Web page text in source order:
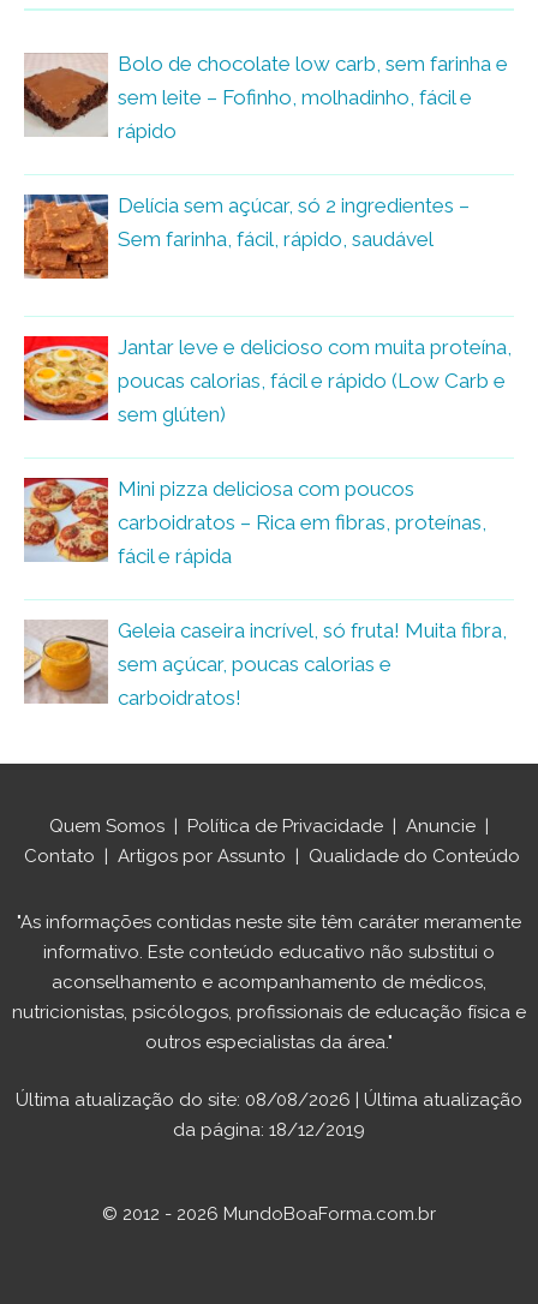
Bolo de chocolate low carb, sem farinha e
sem leite – Fofinho, molhadinho, fácil e
rápido
Delícia sem açúcar, só 2 ingredientes –
Sem farinha, fácil, rápido, saudável
Jantar leve e delicioso com muita proteína,
poucas calorias, fácil e rápido (Low Carb e
sem glúten)
Mini pizza deliciosa com poucos
carboidratos – Rica em fibras, proteínas,
fácil e rápida
Geleia caseira incrível, só fruta! Muita fibra,
sem açúcar, poucas calorias e
carboidratos!
Quem Somos Política de Privacidade Anuncie
Contato
Artigos por Assunto Qualidade do Conteúdo
"As informações contidas neste site têm caráter meramente
informativo. Este conteúdo educativo não substitui o
aconselhamento e acompanhamento de médicos,
nutricionistas, psicólogos, profissionais de educação física e
outros especialistas da área."
Última atualização do site: 08/08/2026 | Última atualização
da página: 18/12/2019
© 2012 - 2026 MundoBoaForma.com.br